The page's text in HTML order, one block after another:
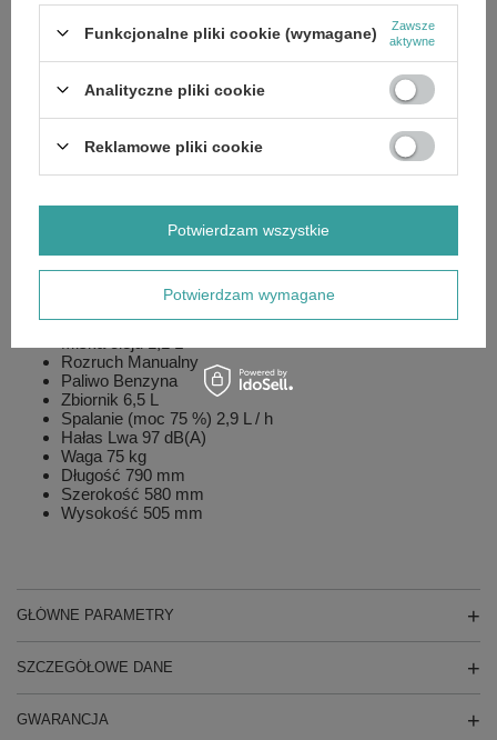
Zabezpieczenie przeciążeniowe
Czujnik poziomu oleju
Częstotliwość 50 Hz
Moc 3~ maks. / znam. 7,7 kVA / 7,0 kVA (cos ⱷ 0,8)
Prąd znamionowy 3~ 10,1 A
Prąd znamionowy 1~ 15,2 A
Pojemność 420 cm
Chłodzenie Powietrze
Takt 4
Rozruch Manualny
Paliwo Benzyna
Zbiornik 6,5 L
Spalanie (moc 75 %) 2,9 L / h
Hałas Lwa 97 dB(A)
Waga 75 kg
Długość 790 mm
Szerokość 580 mm
Wysokość 505 mm
GŁÓWNE PARAMETRY
SZCZEGÓŁOWE DANE
GWARANCJA
Funkcjonalne pliki cookie (wymagane)
Zawsze
aktywne
Analityczne pliki cookie
Reklamowe pliki cookie
Potwierdzam wymagane
Potwierdzam wszystkie